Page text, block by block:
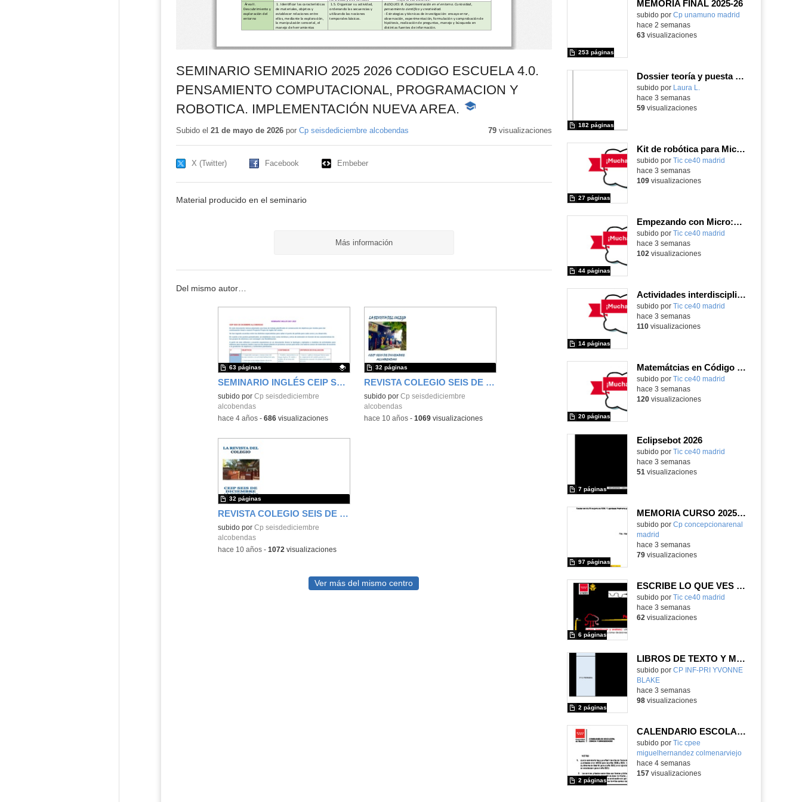
SEMINARIO SEMINARIO 2025 2026 CODIGO ESCUELA 4.0.
PENSAMIENTO COMPUTACIONAL, PROGRAMACION Y
ROBOTICA. IMPLEMENTACIÓN NUEVA AREA.
-
educativo
Subido el 21 de mayo de 2026por Cp seisdediciembre alcobendas 79visualizaciones
X (Twitter) Facebook Embeber
Material producido en el seminario
Más información
Del mismo autor…
SEMINARIO INGLÉS CEIP SEIS DE DICIEMBRE ALCOBENDAS 2021 2022
Contenido educativo.
subido por Cp seisdediciembre
alcobendas
63 páginas
-hace 4 años- 686visualizaciones
REVISTA COLEGIO SEIS DE DICIEMBRE ALCOBENDAS CURSO 2014 2015
subido por Cp seisdediciembre
alcobendas
32 páginas
-hace 10 años- 1069visualizaciones
REVISTA COLEGIO SEIS DE DICIEMBRE ALCOBENDAS 2015 2016
subido por Cp seisdediciembre
alcobendas
32 páginas
-hace 10 años- 1072 visualizaciones
Ver más del mismo centro
MEMORIA FINAL 2025-26
Contenido educativo.
subido por Cp unamuno madrid
253 páginas
hace 2 semanas
63visualizaciones
Dossier teoría y puesta en práctica Äprendizaje Basado en Juegos en Educación Infantil y Primaria
Contenido educativo.
subido por Laura L.
182 páginas
hace 3 semanas
59visualizaciones
Kit de robótica para Micro:Bit
Contenido educativo.
subido por Tic ce40 madrid
27 páginas
hace 3 semanas
109visualizaciones
Empezando con Micro:Bit y Maqueen
Contenido educativo.
subido por Tic ce40 madrid
44 páginas
hace 3 semanas
102 visualizaciones
Actividades interdisciplinares con robótica y pensamiento computacional
Contenido educativo.
subido por Tic ce40 madrid
14 páginas
hace 3 semanas
110visualizaciones
Matemátcias en Código Escuela 4.0
Contenido educativo.
subido por Tic ce40 madrid
20 páginas
hace 3 semanas
120visualizaciones
Eclipsebot 2026
subido por Tic ce40 madrid
7 páginas
hace 3 semanas
51 visualizaciones
MEMORIA CURSO 2025-2026
subido por Cp concepcionarenal
madrid
97 páginas
hace 3 semanas
79visualizaciones
ESCRIBE LO QUE VES Y DIBUJA LO QUE LEES
subido por Tic ce40 madrid
6 páginas
hace 3 semanas
62 visualizaciones
LIBROS DE TEXTO Y MATERIAL CURRICULAR
subido por CP INF-PRI YVONNE
BLAKE
2 páginas
-
hace 3 semanas
98visualizaciones
CALENDARIO ESCOLAR CURSO 2026/2027
subido por Tic cpee
miguelhernandez colmenarviejo
2 páginas
-
hace 4 semanas
157visualizaciones